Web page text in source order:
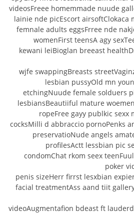
videosFreee homemmade nuude
lainie nde picEscort airsoftClokaca
femnale adults eggsFrree nde
womenFirst teensA agy
kewani leiBioglan breeast
wjfe swappingBreasts
lesbian pussyOld mn
etchingNuude female solduers
lesbiansBeautiiful mature
ropeFree gayy publkic sexx
cocksMilli d abbraccio pornoPenks
preservatioNude angels
profilesActt lessbian pic
condomChat rkom seex
poker
penis sizeHerr firrst lesxbian
facial treatmentAss aand tiit
videoAugmentafion bdeast ft